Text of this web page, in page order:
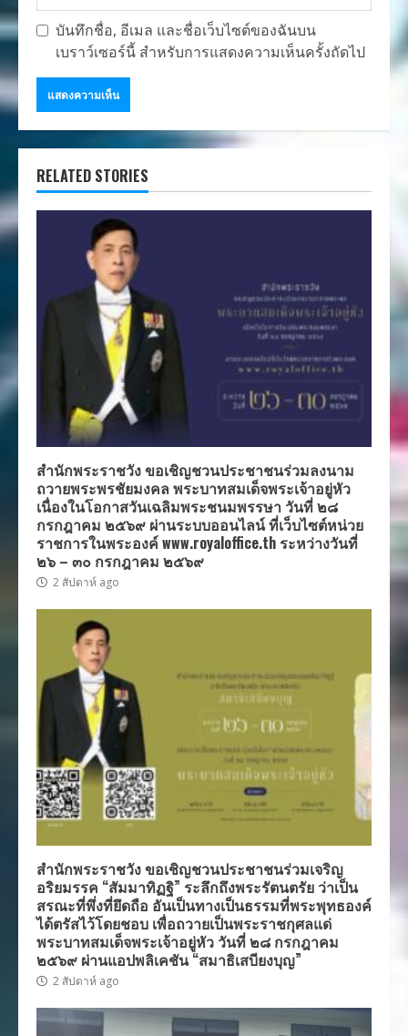
บันทึกชื่อ, อีเมล และชื่อเว็บไซต์ของฉันบน
เบราว์เซอร์นี้ สำหรับการแสดงความเห็นครั้งถัดไป
RELATED STORIES
สำนักพระราชวัง ขอเชิญชวนประชาชนร่วมลงนาม
ถวายพระพรชัยมงคล พระบาทสมเด็จพระเจ้าอยู่หัว
เนื่องในโอกาสวันเฉลิมพระชนมพรรษา วันที่ ๒๘
กรกฎาคม ๒๕๖๙ ผ่านระบบออนไลน์ ที่เว็บไซต์หน่วย
ราชการในพระองค์ www.royaloffice.th ระหว่างวันที่
๒๖ – ๓๐ กรกฎาคม ๒๕๖๙
2 สัปดาห์ ago
สำนักพระราชวัง ขอเชิญชวนประชาชนร่วมเจริญ
อริยมรรค “สัมมาทิฏฐิ” ระลึกถึงพระรัตนตรัย ว่าเป็น
สรณะที่พึ่งที่ยึดถือ อันเป็นทางเป็นธรรมที่พระพุทธองค์
ได้ตรัสไว้โดยชอบ เพื่อถวายเป็นพระราชกุศลแด่
พระบาทสมเด็จพระเจ้าอยู่หัว วันที่ ๒๘ กรกฎาคม
๒๕๖๙ ผ่านแอปพลิเคชัน “สมาธิเสบียงบุญ”
2 สัปดาห์ ago